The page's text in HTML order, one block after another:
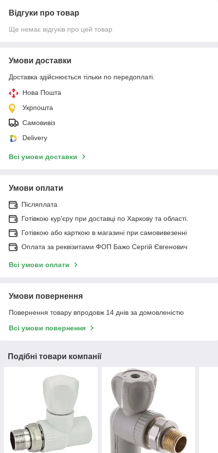
Відгуки про товар
Ще немає відгуків про цей товар
Умови доставки
Доставка здійснюється тільки по передоплаті.
Нова Пошта
Укрпошта
Самовивіз
Delivery
Всі умови доставки
Умови оплати
Післяплата
Готівкою кур'єру при доставці по Харкову та області.
Готівкою або карткою в магазині при самовивезенні
Оплата за реквізитами ФОП Бажо Сергій Євгенович
Всі умови оплати
Умови повернення
Повернення товару впродовж 14 днів за домовленістю
Всі умови повернення
Подібні товари компанії